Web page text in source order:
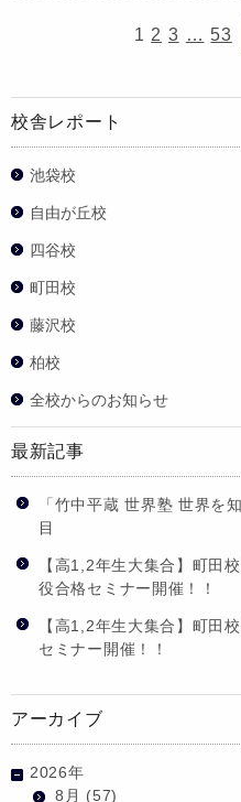
1 2 3 … 53
校舎レポート
池袋校
自由が丘校
四谷校
町田校
藤沢校
柏校
全校からのお知らせ
最新記事
「竹中平蔵 世界塾 世界を
目
【高1,2年生大集合】町田
役合格セミナー開催！！
【高1,2年生大集合】町田
セミナー開催！！
アーカイブ
2026年
8月 (57)